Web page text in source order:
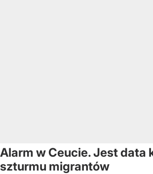
Alarm w Ceucie. Jest data
szturmu migrantów